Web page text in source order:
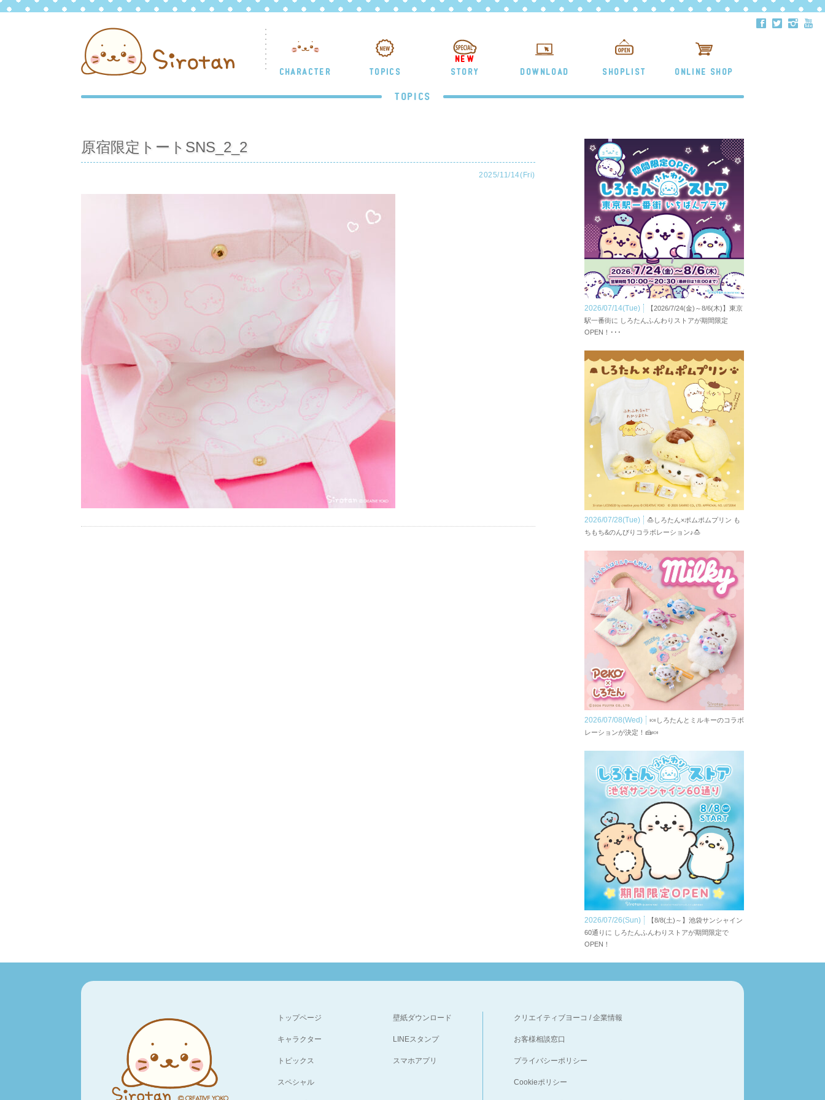
CHARACTER TOPICS
NEW
STORY
DOWNLOAD SHOPLIST ONLINE SHOP
ä å ë ð
TOPICS
原宿限定トートSNS_2_2
2025/11/14(Fri)
2026/07/14(Tue)
【2026/7/24(金)～8/6(木)】東京
駅一番街に しろたんふんわりストアが期間限定
OPEN！･･･
2026/07/28(Tue)
🍮しろたん×ポムポムプリン も
ちもち&のんびりコラボレーション♪🍮
2026/07/08(Wed)
🍬しろたんとミルキーのコラボ
レーションが決定！🍰🍬
2026/07/26(Sun)
【8/8(土)～】池袋サンシャイン
60通りに しろたんふんわりストアが期間限定で
OPEN！
トップページ
キャラクター
トピックス
スペシャル
壁紙ダウンロード
LINEスタンプ
スマホアプリ
クリエイティブヨーコ /企業情報
お客様相談窓口
プライバシーポリシー
Cookieポリシー